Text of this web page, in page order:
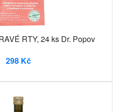
RTY, 24 ks Dr. Popov
298 Kč